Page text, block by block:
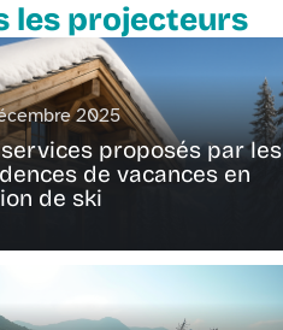
les projecteurs
2025
proposés par les
de vacances en
de ski